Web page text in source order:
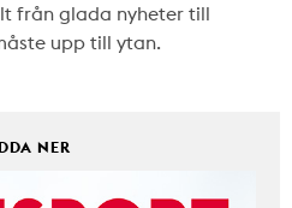
från glada nyheter till
upp till ytan.
NER